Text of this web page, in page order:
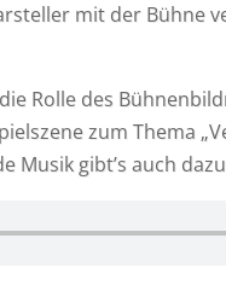
mit der Büh­ne
Rol­le des
zum The­ma
Musik gibt’s auch